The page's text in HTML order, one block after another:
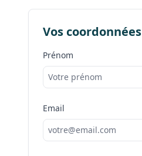
Vos coordonnées
Prénom
Email